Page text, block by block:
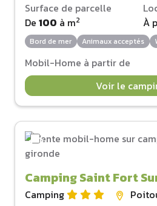
Surface de parcelle
De 100 à m2
À
Bord de mer Animaux acceptés
Mobil-Home à partir de
Voir le
Camping Saint Fort
Camping